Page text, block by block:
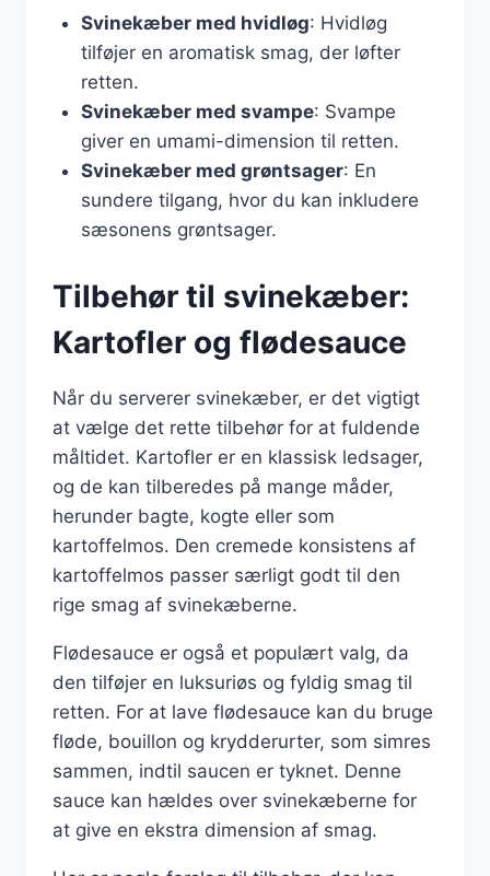
Svinekæber med hvidløg: Hvidløg
tilføjer en aromatisk smag, der løfter
retten.
Svinekæber med svampe: Svampe
giver en umami-dimension til retten.
Svinekæber med grøntsager: En
sundere tilgang, hvor du kan inkludere
sæsonens grøntsager.
Tilbehør til svinekæber:
Kartofler og flødesauce
Når du serverer svinekæber, er det vigtigt
at vælge det rette tilbehør for at fuldende
måltidet. Kartofler er en klassisk ledsager,
og de kan tilberedes på mange måder,
herunder bagte, kogte eller som
kartoffelmos. Den cremede konsistens af
kartoffelmos passer særligt godt til den
rige smag af svinekæberne.
Flødesauce er også et populært valg, da
den tilføjer en luksuriøs og fyldig smag til
retten. For at lave flødesauce kan du bruge
fløde, bouillon og krydderurter, som simres
sammen, indtil saucen er tyknet. Denne
sauce kan hældes over svinekæberne for
at give en ekstra dimension af smag.